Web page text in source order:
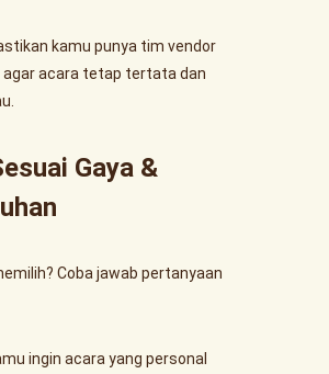
kamu punya tim vendor
agar acara tetap tertata dan
Gaya &
Coba jawab pertanyaan
ingin acara yang personal